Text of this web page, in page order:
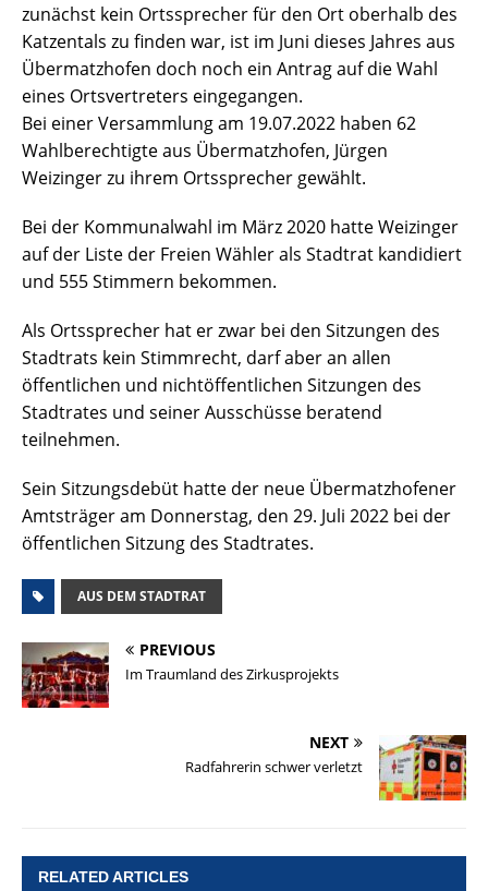
zunächst kein Ortssprecher für den Ort oberhalb des
Katzentals zu finden war, ist im Juni dieses Jahres aus
Übermatzhofen doch noch ein Antrag auf die Wahl
eines Ortsvertreters eingegangen.
Bei einer Versammlung am 19.07.2022 haben 62
Wahlberechtigte aus Übermatzhofen, Jürgen
Weizinger zu ihrem Ortssprecher gewählt.
Bei der Kommunalwahl im März 2020 hatte Weizinger
auf der Liste der Freien Wähler als Stadtrat kandidiert
und 555 Stimmern bekommen.
Als Ortssprecher hat er zwar bei den Sitzungen des
Stadtrats kein Stimmrecht, darf aber an allen
öffentlichen und nichtöffentlichen Sitzungen des
Stadtrates und seiner Ausschüsse beratend
teilnehmen.
Sein Sitzungsdebüt hatte der neue Übermatzhofener
Amtsträger am Donnerstag, den 29. Juli 2022 bei der
öffentlichen Sitzung des Stadtrates.
AUS DEM STADTRAT
PREVIOUS
Im Traumland des Zirkusprojekts
NEXT
Radfahrerin schwer verletzt
RELATED ARTICLES